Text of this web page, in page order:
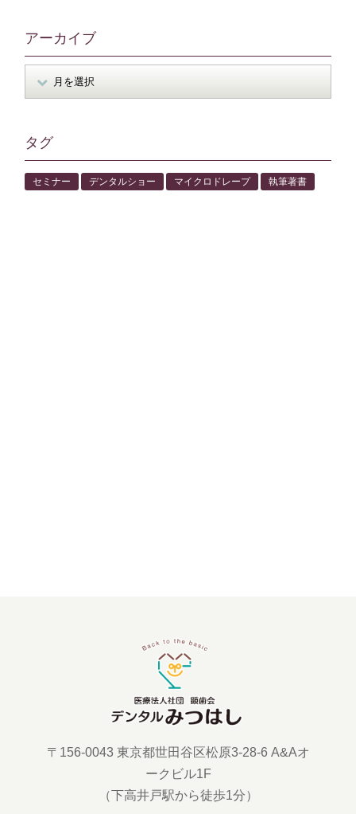
アーカイブ
タグ
セミナー デンタルショー マイクロドレープ 執筆著書
〒156-0043 東京都世田谷区松原3-28-6 A&Aオ
ークビル1F
（下高井戸駅から徒歩1分）